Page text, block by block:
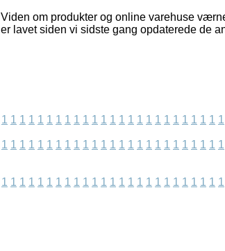
Viden om produkter og online varehuse
er lavet siden vi sidste gang opdaterede de
1 1 1 1 1 1 1 1 1 1 1 1 1 1 1 1 1 1 1 1 1 1 1 1 1
1 1 1 1 1 1 1 1 1 1 1 1 1 1 1 1 1 1 1 1 1 1 1 1 1
1 1 1 1 1 1 1 1 1 1 1 1 1 1 1 1 1 1 1 1 1 1 1 1 1